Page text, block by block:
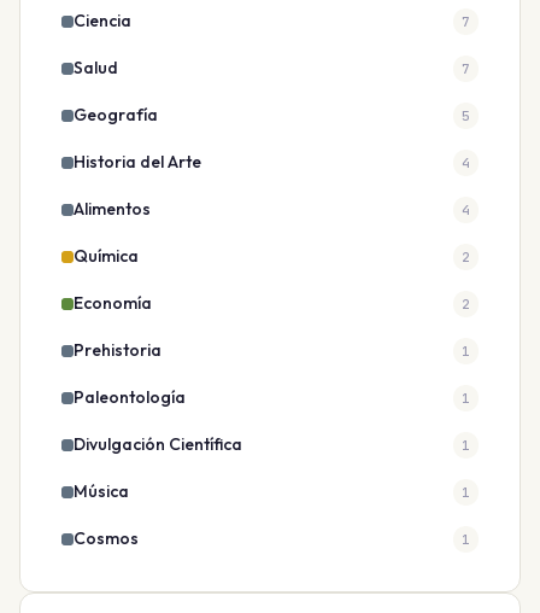
Ciencia 7
Salud 7
Geografía 5
Historia del Arte 4
Alimentos 4
Química 2
Economía 2
Prehistoria 1
Paleontología 1
Divulgación Científica 1
Música 1
Cosmos 1